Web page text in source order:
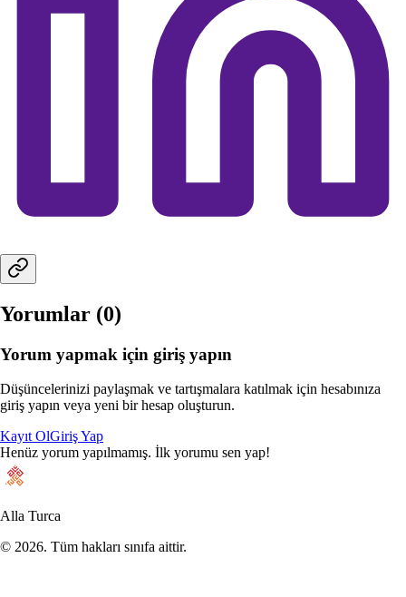
Yorumlar (0)
Yorum yapmak için giriş yapın
Düşüncelerinizi paylaşmak ve tartışmalara katılmak için hesabınıza
giriş yapın veya yeni bir hesap oluşturun.
Kayıt OlGiriş Yap
Henüz yorum yapılmamış. İlk yorumu sen yap!
Alla Turca
© 2026. Tüm hakları sınıfa aittir.